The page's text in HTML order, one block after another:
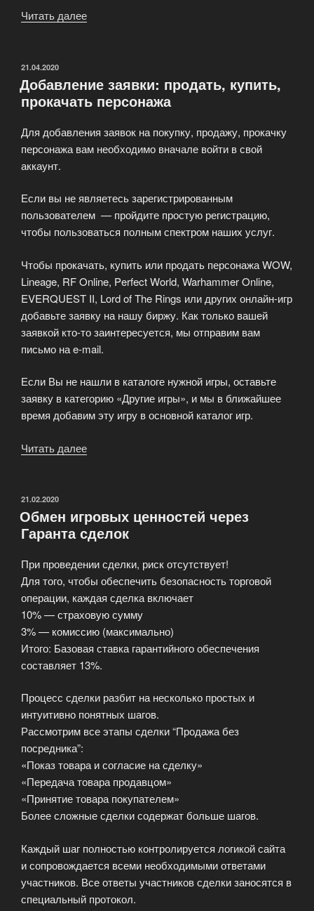
Читать далее
ОПУБЛИКОВАНО
21.04.2020
Добавление заявки: продать, купить,
прокачать персонажа
Для добавления заявок на покупку, продажу, прокачку
персонажа вам необходимо вначале войти в свой
аккаунт.
Если вы не являетесь зарегистрированным
пользователем — пройдите простую регистрацию,
чтобы пользоваться полным спектром наших услуг.
Чтобы прокачать, купить или продать персонажа WOW,
Lineage, RF Online, Perfect World, Warhammer Online,
EVERQUEST II, Lord of The Rings или других онлайн-игр
добавьте заявку на нашу биржу. Как только вашей
заявкой кто-то заинтересуется, мы отправим вам
письмо на e-mail.
Если Вы не нашли в каталоге нужной игры, оставьте
заявку в категорию «Другие игры», и мы в ближайшее
время добавим эту игру в основной каталог игр.
Читать далее
прокачать
персонажа»
ОПУБЛИКОВАНО
21.02.2020
Обмен игровых ценностей через
Гаранта сделок
При проведении сделки, риск отсутствует!
Для того, чтобы обеспечить безопасность торговой
операции, каждая сделка включает
10% — страховую сумму
3% — комиссию (максимально)
Итого: Базовая ставка гарантийного обеспечения
составляет 13%.
Процесс сделки разбит на несколько простых и
интуитивно понятных шагов.
Рассмотрим все этапы сделки “Продажа без
посредника”:
«Показ товара и согласие на сделку»
«Передача товара продавцом»
«Принятие товара покупателем»
Более сложные сделки содержат больше шагов.
Каждый шаг полностью контролируется логикой сайта
и сопровождается всеми необходимыми ответами
участников. Все ответы участников сделки заносятся в
специальный протокол.